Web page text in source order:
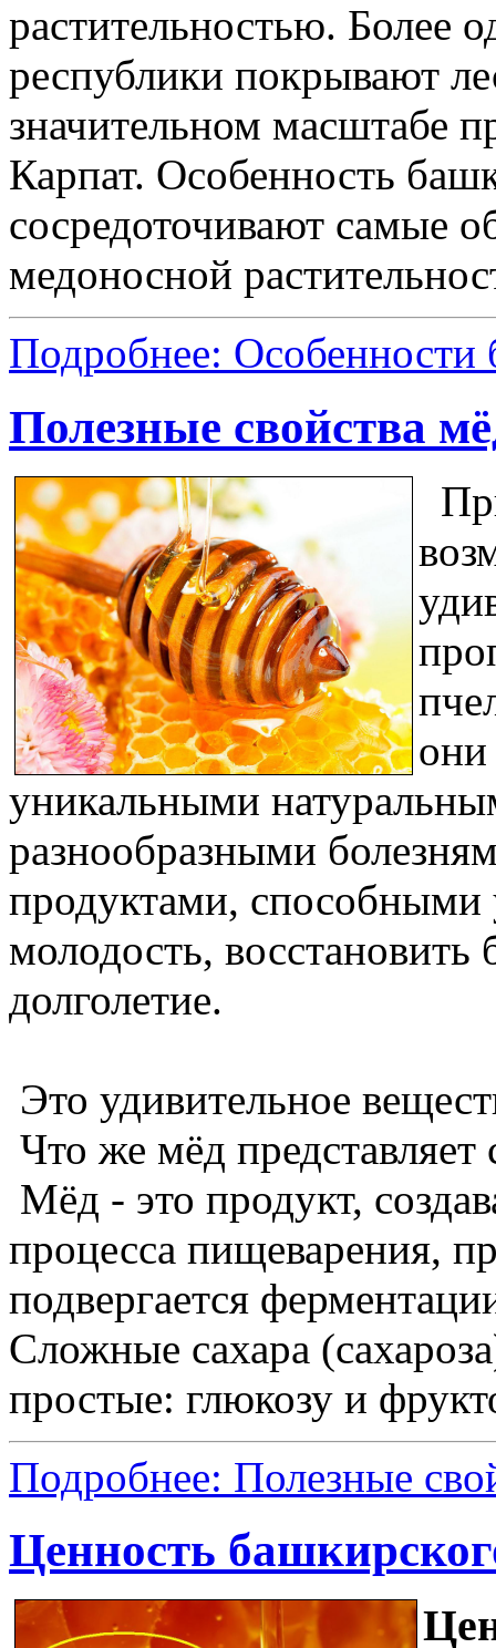
растительностью. Более
республики покрывают
значительном масштабе
Карпат. Особенность
сосредоточивают самые
медоносной
Подробнее: Особенности
Полезные свойства
они
уникальными
разнообразными
продуктами, способными
молодость, восстановить
долголетие.
Это удивительное
Что же мёд представляет
Мёд - это продукт,
процесса пищеварения,
подвергается
Сложные сахара
простые: глюкозу и
Подробнее: Полезные
Ценность